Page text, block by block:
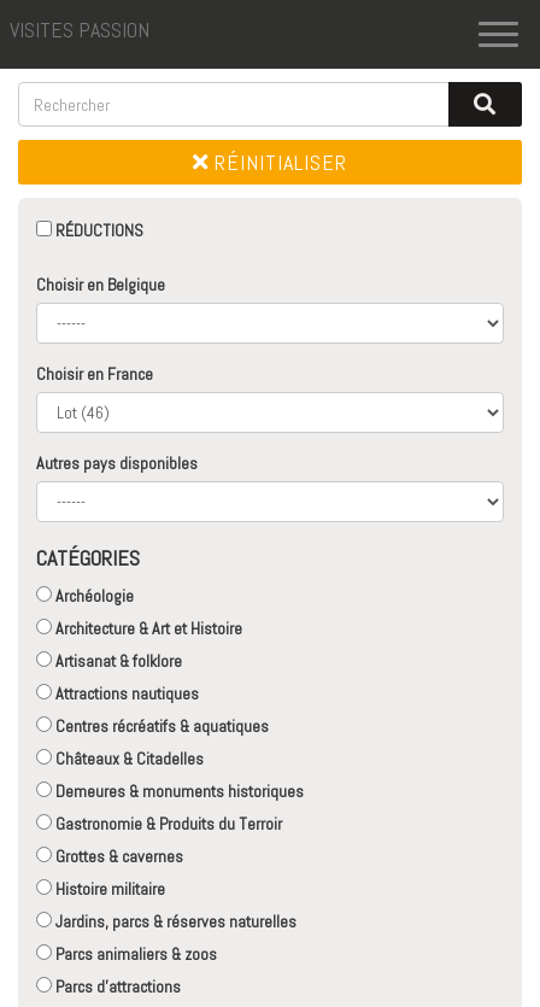
VISITES PASSION
RÉINITIALISER
RÉDUCTIONS
Choisir en Belgique
Choisir en France
Autres pays disponibles
CATÉGORIES
Archéologie
Architecture & Art et Histoire
Artisanat & folklore
Attractions nautiques
Centres récréatifs & aquatiques
Châteaux & Citadelles
Demeures & monuments historiques
Gastronomie & Produits du Terroir
Grottes & cavernes
Histoire militaire
Jardins, parcs & réserves naturelles
Parcs animaliers & zoos
Parcs d'attractions